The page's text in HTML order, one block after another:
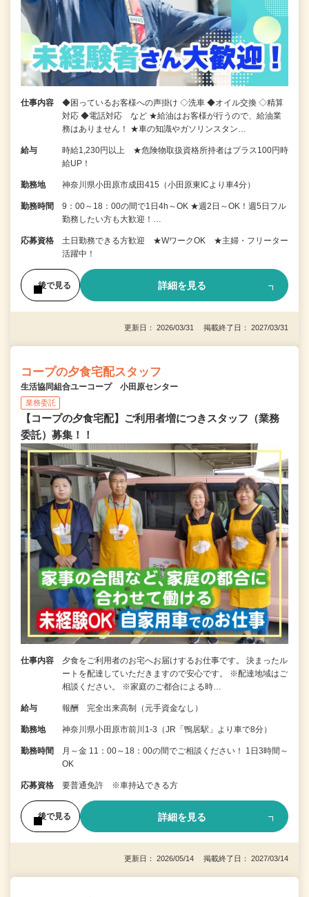
仕事内容
◆困っているお客様への声掛け ◇洗車 ◆オイル交換 ◇精算
対応 ◆電話対応 など ★給油はお客様が行うので、給油業
務はありません！ ★車の知識やガソリンスタン…
給与
時給1,230円以上 ★危険物取扱資格所持者はプラス100円時
給UP！
勤務地 神奈川県小田原市成田415（小田原東ICより車4分）
勤務時間
9：00～18：00の間で1日4h～OK ★週2日～OK！週5日フル
勤務したい方も大歓迎！…
応募資格
土日勤務できる方歓迎 ★WワークOK ★主婦・フリーター
活躍中！
後で見る 詳細を見る
更新日： 2026/03/31 掲載終了日： 2027/03/31
コープの夕食宅配スタッフ
生活協同組合ユーコープ 小田原センター
業務委託
【コープの夕食宅配】ご利用者増につきスタッフ（業務
委託）募集！！
仕事内容
夕食をご利用者のお宅へお届けするお仕事です。 決まったル
ートを配達していただきますので安心です。 ※配達地域はご
相談ください。 ※家庭のご都合による時…
給与 報酬 完全出来高制（元手資金なし）
勤務地 神奈川県小田原市前川1-3（JR「鴨居駅」より車で8分）
勤務時間
月～金 11：00～18：00の間でご相談ください！ 1日3時間～
OK
応募資格 要普通免許 ※車持込できる方
後で見る 詳細を見る
更新日： 2026/05/14 掲載終了日： 2027/03/14